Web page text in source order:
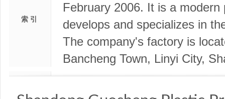
索 引
February 2006. It is a
develops and specializes in
The company's factory is
Bancheng Town, Linyi City,